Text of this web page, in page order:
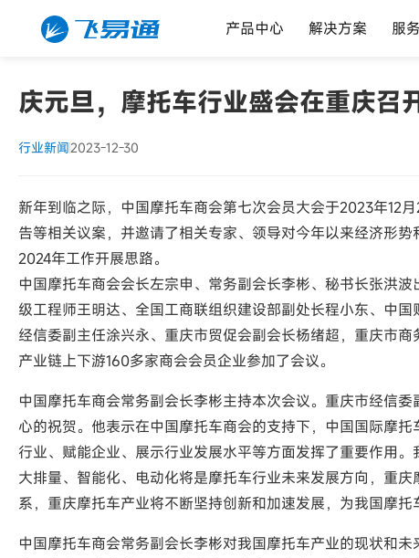
产品中心 解决方案 服
庆元旦，摩托车行业盛会在重庆召
行业新闻2023-12-30
新年到临之际，中国摩托车商会第七次会员大会于2023年12
告等相关议案，并邀请了相关专家、领导对今年以来经济形
2024年工作开展思路。
中国摩托车商会会长左宗申、常务副会长李彬、秘书长张洪
级工程师王明达、全国工商联组织建设部副处长程小东、中
经信委副主任涂兴永、重庆市贸促会副会长杨绪超，重庆市
产业链上下游160多家商会会员企业参加了会议。
中国摩托车商会常务副会长李彬主持本次会议。重庆市经信
心的祝贺。他表示在中国摩托车商会的支持下，中国国际摩
行业、赋能企业、展示行业发展水平等方面发挥了重要作用
大排量、智能化、电动化将是摩托车行业未来发展方向，重
系，重庆摩托车产业将不断坚持创新和加速发展，为我国摩托
中国摩托车商会常务副会长李彬对我国摩托车产业的现状和